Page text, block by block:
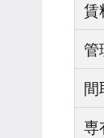
賃
管
間
専